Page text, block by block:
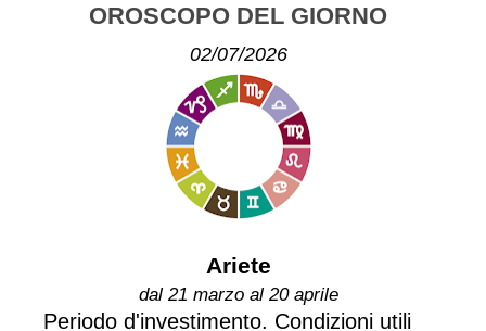
OROSCOPO DEL GIORNO
02/07/2026
Ariete
dal 21 marzo al 20 aprile
Periodo d'investimento. Condizioni utili